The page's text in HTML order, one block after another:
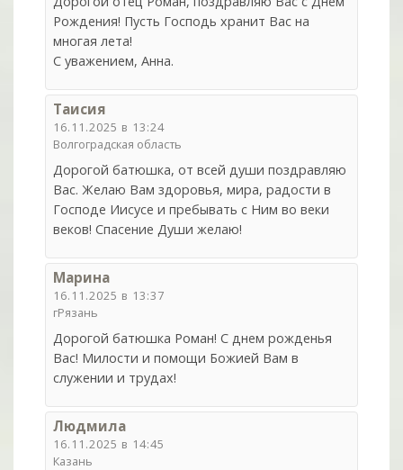
Рождения! Пусть Господь хранит Вас на
многая лета!
С уважением, Анна.
Таисия
16.11.2025 в 13:24
Волгоградская область
Дорогой батюшка, от всей души поздравляю
Вас. Желаю Вам здоровья, мира, радости в
Господе Иисусе и пребывать с Ним во веки
веков! Спасение Души желаю!
Марина
16.11.2025 в 13:37
гРязань
Дорогой батюшка Роман! С днем рожденья
Вас! Милости и помощи Божией Вам в
служении и трудах!
Людмила
16.11.2025 в 14:45
Казань